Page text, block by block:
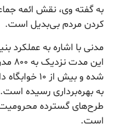
به گفته وی، نقش ائمه
کردن مردم بی‌بدیل است.
مدنی با اشاره به
شده و بیش
به بهره‌برداری رسیده
طرح‌های گسترده
است.